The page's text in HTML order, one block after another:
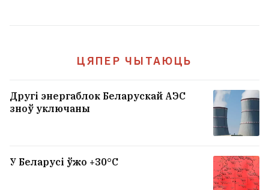
ЦЯПЕР ЧЫТАЮЦЬ
Другі энергаблок Беларускай АЭС
зноў уключаны
У Беларусі ўжо +30°С
Сёстры Груздзевы цяпер важаць пад 100
Людзі працягваюць знаходзіць лічынак